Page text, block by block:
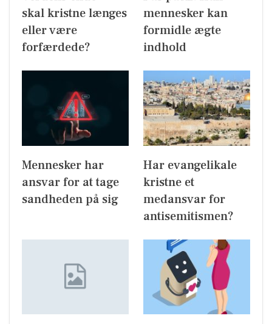
skal kristne længes
eller være
forfærdede?
mennesker kan
formidle ægte
indhold
Mennesker har
ansvar for at tage
sandheden på sig
Har evangelikale
kristne et
medansvar for
antisemitismen?